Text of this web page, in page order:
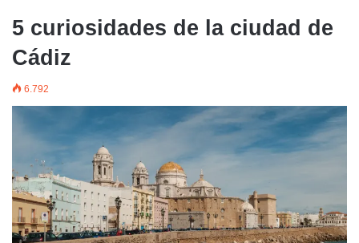
5 curiosidades de la ciudad de
Cádiz
6.792